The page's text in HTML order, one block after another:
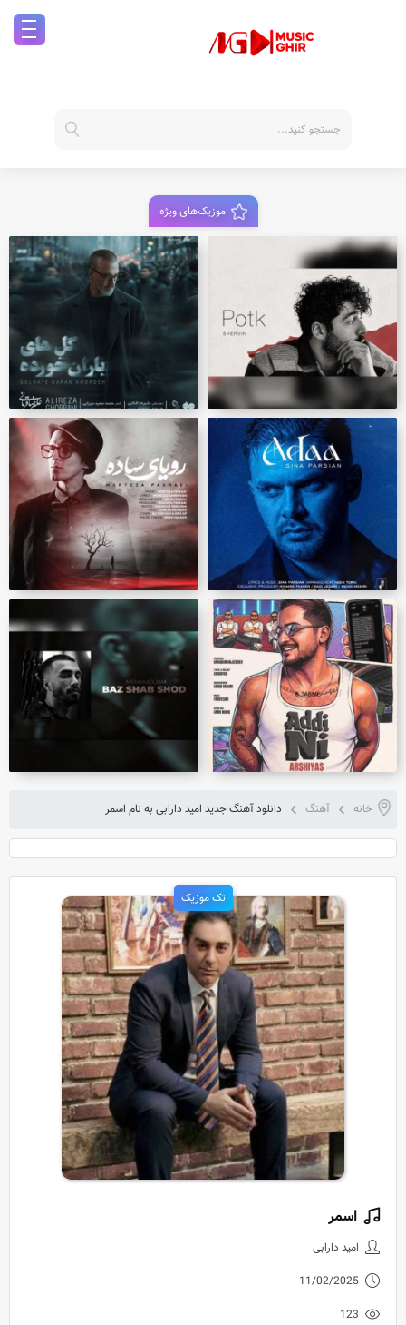
موزیک‌های ویژه
خانه آهنگ دانلود آهنگ جدید امید دارابی به نام اسمر
تک موزیک
دانلود آهنگ جدید امید دارابی به
اسمر
امید دارابی
11/02/2025
123